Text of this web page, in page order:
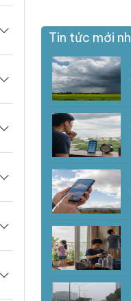
Tin tức mới